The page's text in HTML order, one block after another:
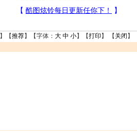
】【推荐】【字体： 大 中 小】【打印 】 【 关闭 】